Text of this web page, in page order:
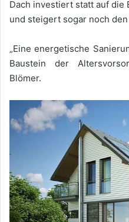
Dach investiert statt auf die
und steigert sogar noch
„Eine energetische
Baustein der
Blömer.